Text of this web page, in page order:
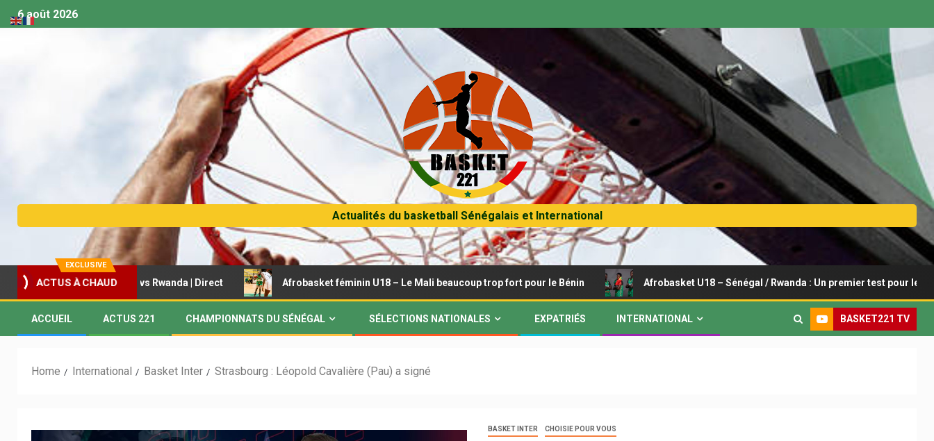
6 août 2026
Actualités du basketball Sénégalais et International
EXCLUSIVE
ACTUS À CHAUD
U18 – Sénégal vs Rwanda | Direct Afrobasket féminin U18 – Le Mali beaucoup trop fort pour le Bénin Afrobasket U18 – Sénégal / Rwanda : Un premier test pour les Lionceaux
ACCUEIL ACTUS 221 CHAMPIONNATS DU SÉNÉGAL SÉLECTIONS NATIONALES EXPATRIÉS INTERNATIONAL BASKET221 TV
Home International Basket Inter Strasbourg : Léopold Cavalière (Pau) a signé
BASKET INTER CHOISIE POUR VOUS